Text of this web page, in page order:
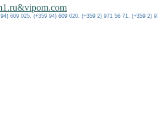
609 025, (+359 94) 609 020, (+359 2) 971 56 71, (+359 2)